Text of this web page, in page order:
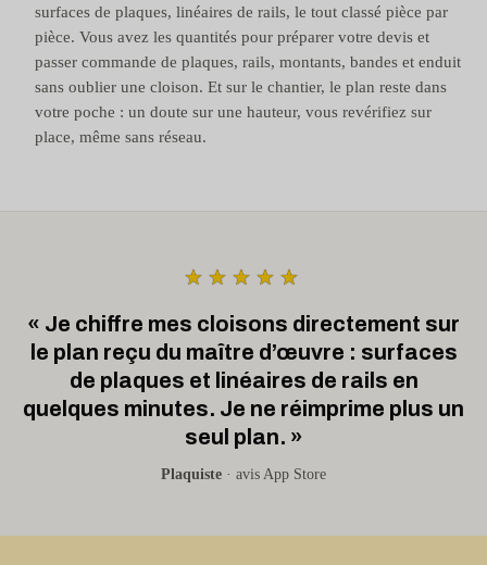
surfaces de plaques, linéaires de rails, le tout classé pièce par
pièce. Vous avez les quantités pour préparer votre devis et
passer commande de plaques, rails, montants, bandes et enduit
sans oublier une cloison. Et sur le chantier, le plan reste dans
votre poche : un doute sur une hauteur, vous revérifiez sur
place, même sans réseau.
★★★★★
« Je chiffre mes cloisons directement sur
le plan reçu du maître d’œuvre : surfaces
de plaques et linéaires de rails en
quelques minutes. Je ne réimprime plus un
seul plan. »
Plaquiste · avis App Store